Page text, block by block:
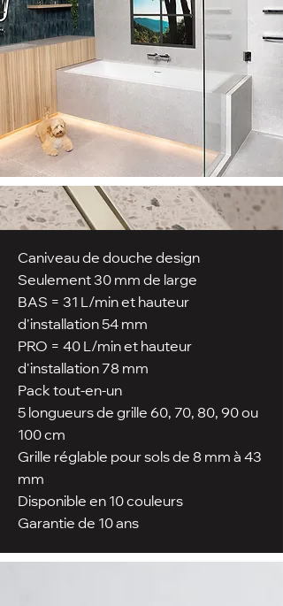
Caniveau de douche design
Seulement 30 mm de large
BAS = 31 L/min et hauteur
d'installation 54 mm
PRO = 40 L/min et hauteur
d'installation 78 mm
Pack tout-en-un
5 longueurs de grille 60, 70, 80, 90 ou
100 cm
Grille réglable pour sols de 8 mm à 43
mm
Disponible en 10 couleurs
Garantie de 10 ans